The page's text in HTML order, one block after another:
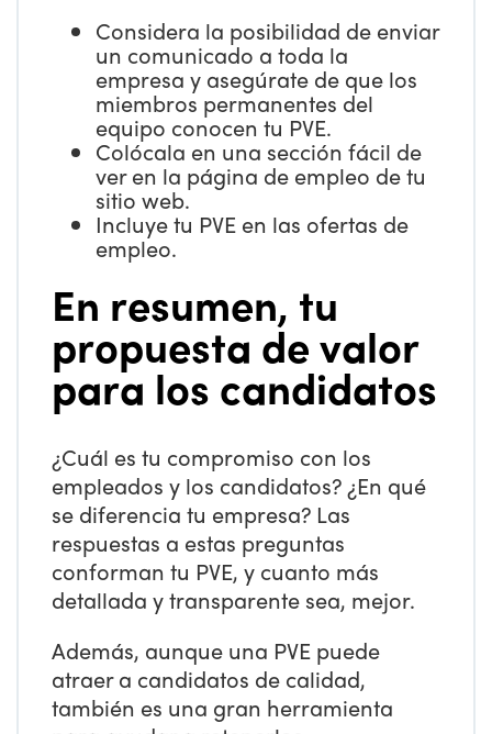
Considera la posibilidad de enviar
un comunicado a toda la
empresa y asegúrate de que los
miembros permanentes del
equipo conocen tu PVE.
Colócala en una sección fácil de
ver en la página de empleo de tu
sitio web.
Incluye tu PVE en las ofertas de
empleo.
En resumen, tu
propuesta de valor
para los candidatos
¿Cuál es tu compromiso con los
empleados y los candidatos? ¿En qué
se diferencia tu empresa? Las
respuestas a estas preguntas
conforman tu PVE, y cuanto más
detallada y transparente sea, mejor.
Además, aunque una PVE puede
atraer a candidatos de calidad,
también es una gran herramienta